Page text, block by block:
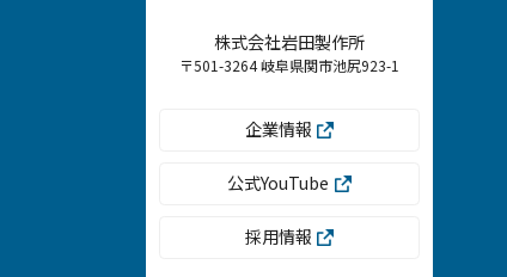
株式会社岩田製作所
〒501-3264 岐阜県関市池尻923-1
企業情報
公式YouTube
採用情報